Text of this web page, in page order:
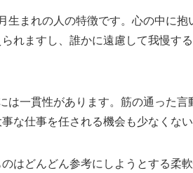
まれの人の特徴です。心の中に抱
れますし、誰かに遠慮して我慢す
一貫性があります。筋の通った言
な仕事を任される機会も少なくない
はどんどん参考にしようとする柔軟